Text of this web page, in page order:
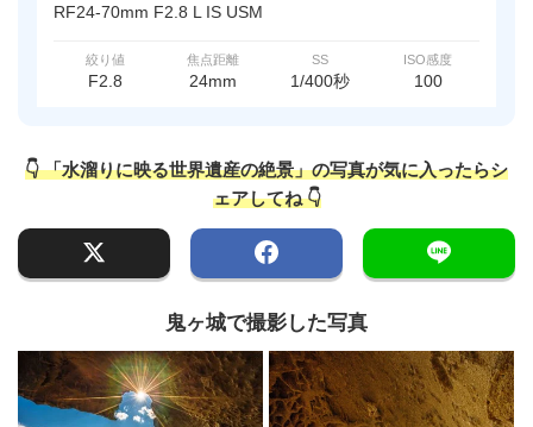
RF24-70mm F2.8 L IS USM
絞り値
F2.8
焦点距離
24mm
SS
1/400秒
ISO感度
100
👇 「水溜りに映る世界遺産の絶景」の写真が気に入ったらシ
ェアしてね 👇
鬼ヶ城で撮影した写真